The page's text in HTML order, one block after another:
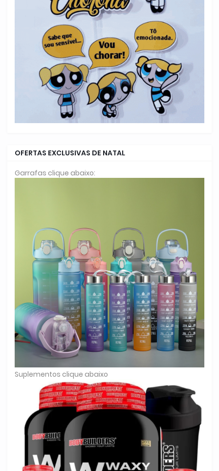
OFERTAS EXCLUSIVAS DE NATAL
Garrafas clique abaixo:
Suplementos clique abaixo